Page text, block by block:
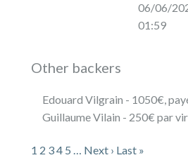
06/06/
01:59
Other backers
Edouard Vilgrain - 1050€,
Guillaume Vilain - 250€ par
1 2 34 5 … Next › Last »